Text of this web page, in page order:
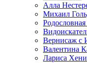
Алла
Михаил
Вернисаж с
Валентина
Лариса